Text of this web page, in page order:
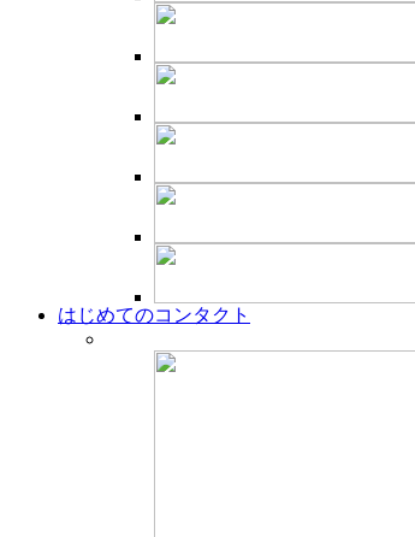
はじめてのコンタクト